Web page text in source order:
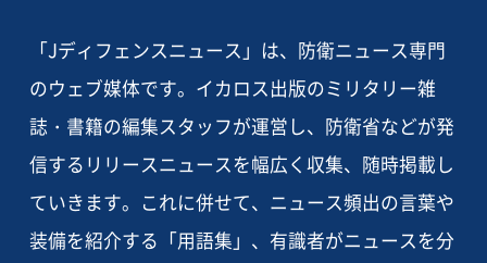
「Jディフェンスニュース」は、防衛ニュース専門
のウェブ媒体です。イカロス出版のミリタリー雑
誌・書籍の編集スタッフが運営し、防衛省などが発
信するリリースニュースを幅広く収集、随時掲載し
ていきます。これに併せて、ニュース頻出の言葉や
装備を紹介する「用語集」、有識者がニュースを分